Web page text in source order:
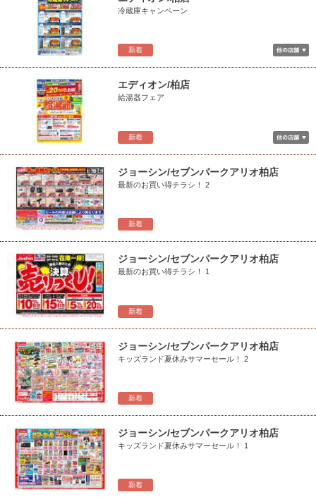
新着
冷蔵庫キャンペーン
新着
エディオン/柏店
給湯器フェア
新着
ジョーシン/セブンパークアリオ柏店
最新のお買い得チラシ！ 2
新着
ジョーシン/セブンパークアリオ柏店
最新のお買い得チラシ！ 1
新着
ジョーシン/セブンパークアリオ柏店
キッズランド夏休みサマーセール！ 2
新着
ジョーシン/セブンパークアリオ柏店
キッズランド夏休みサマーセール！ 1